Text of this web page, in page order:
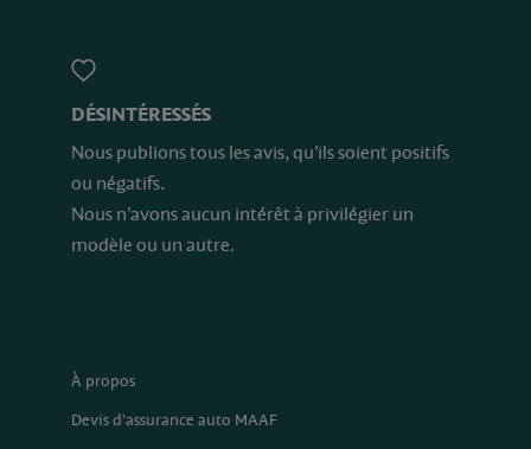
DÉSINTÉRESSÉS
Nous publions tous les avis, qu’ils soient positifs
ou négatifs.
Nous n’avons aucun intérêt à privilégier un
modèle ou un autre.
À propos
Devis d'assurance auto MAAF